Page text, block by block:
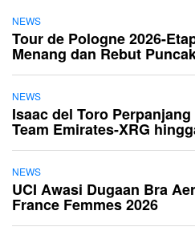
NEWS
Tour de Pologne 2026-
Menang dan Rebut
NEWS
Isaac del Toro
Team Emirates-XRG
NEWS
UCI Awasi Dugaan Bra
France Femmes 2026